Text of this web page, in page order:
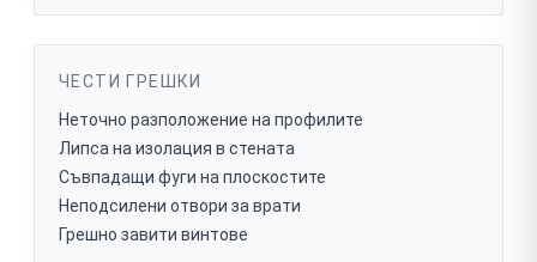
ЧЕСТИ ГРЕШКИ
Неточно разположение на профилите
Липса на изолация в стената
Съвпадащи фуги на плоскостите
Неподсилени отвори за врати
Грешно завити винтове